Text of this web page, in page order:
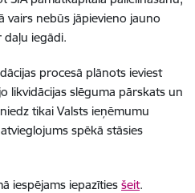
nebūs jāpievieno jauno
daļu iegādi.
procesā plānots ieviest
likvidācijas slēguma pārskats un
tikai Valsts ieņēmumu
spēkā stāsies
iespējams iepazīties šeit.